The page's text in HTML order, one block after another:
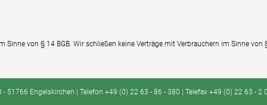
von § 14 BGB. Wir schließen keine Verträge mit Verbrauchern im Sinne von
- 51766 Engelskirchen | Telefon +49 (0) 22 63 - 86 - 380 | Telefax +49 (0) 22 63 -